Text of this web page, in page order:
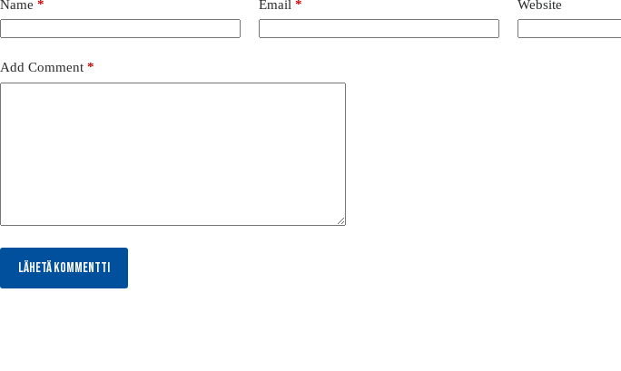
Name * Email * Website
Add Comment *
Lähetä kommentti